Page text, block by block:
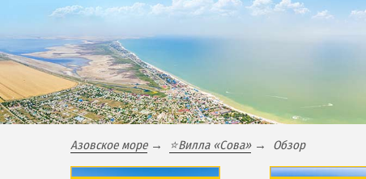
Питание в Кирилловке
Развлечения в Кирилловке
Проезд в Кирилловку
БАЗЫ ОТДЫХА И ОТЕЛИ КИРИЛЛОВКИ
Федотова коса
Коса Пересыпь
Центр Кирилловки
Проезд на
Азовское море ⭐Вилла «Сова» Обзор